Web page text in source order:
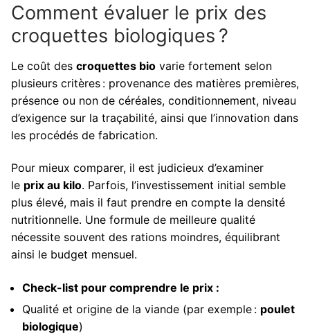
Comment évaluer le prix des
croquettes biologiques ?
Le coût des croquettes bio varie fortement selon
plusieurs critères : provenance des matières premières,
présence ou non de céréales, conditionnement, niveau
d’exigence sur la traçabilité, ainsi que l’innovation dans
les procédés de fabrication.
Pour mieux comparer, il est judicieux d’examiner
le prix au kilo. Parfois, l’investissement initial semble
plus élevé, mais il faut prendre en compte la densité
nutritionnelle. Une formule de meilleure qualité
nécessite souvent des rations moindres, équilibrant
ainsi le budget mensuel.
Check-list pour comprendre le prix :
Qualité et origine de la viande (par exemple : poulet
biologique)